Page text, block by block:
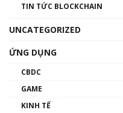
TIN TỨC BLOCKCHAIN
UNCATEGORIZED
ỨNG DỤNG
CBDC
GAME
KINH TẾ